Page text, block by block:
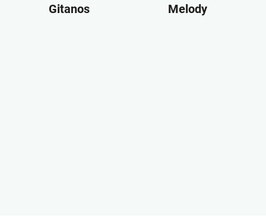
Gitanos Melody